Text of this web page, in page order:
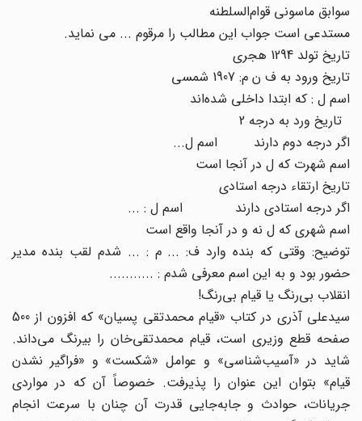
سوابق ماسونی قوام‌السلطنه
مستدعی است جواب این مطالب را مرقوم ... می نماید.
تاریخ تولد 1294 هجری
تاریخ ورود به ف ن م: 1907 شمسی
اسم ل : که ابتدا داخلی شده‌اند
تاریخ ورد به درجه 2
اگر درجه دوم دارند اسم ل...
اسم شهرت که ل در آنجا است
تاریخ ارتقاء درجه استادی
اگر درجه استادی دارند اسم ل : ...
اسم شهری که ل نه و در آنجا واقع است
توضیح: وقتی که بنده وارد ف: ... م : ... شدم لقب بنده مدیر
حضور بود و به این اسم معرفی شدم : ...........
انقلاب بی‌رنگ یا قیام بی‌رنگ!
سیدعلی آذری در کتاب «قیام محمدتقی پسیان» که افزون از 500
صفحه قطع وزیری است، قیام محمدتقی‌خان را بیرنگ می‌داند.
شاید در «آسیب‌شناسی» و عوامل «شکست» و «فراگیر نشدن
قیام» بتوان این عنوان را پذیرفت. خصوصاً آن که در مواردی
جریانات، حوادث و جابه‌جایی قدرت آن چنان با سرعت انجام